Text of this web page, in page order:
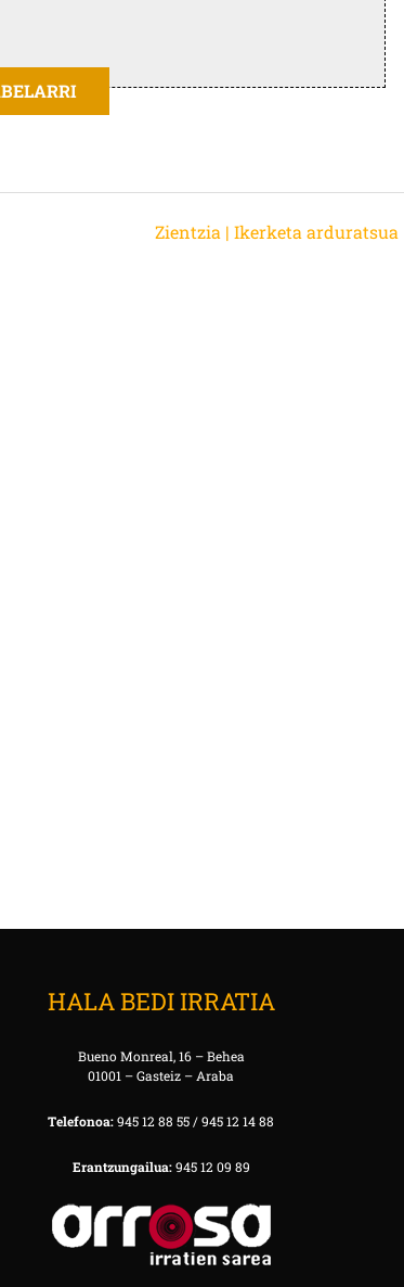
Zientzia | Ikerketa arduratsua
HALA BEDI IRRATIA
Bueno Monreal, 16 – Behea
01001 – Gasteiz – Araba
Telefonoa:945 12 88 55 / 945 12 14 88
Erantzungailua:945 12 09 89